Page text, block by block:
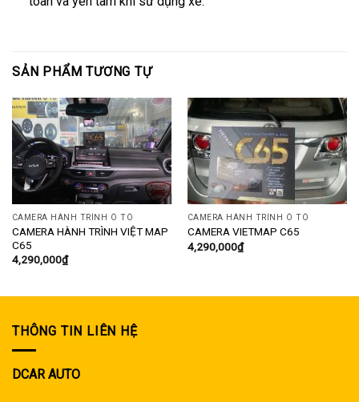
SẢN PHẨM TƯƠNG TỰ
CAMERA HÀNH TRÌNH Ô TÔ
CAMERA HÀNH TRÌNH VIỆT MAP
C65
4,290,000₫
CAMERA HÀNH TRÌNH Ô TÔ
CAMERA VIETMAP C65
4,290,000₫
THÔNG TIN LIÊN HỆ
DCAR AUTO